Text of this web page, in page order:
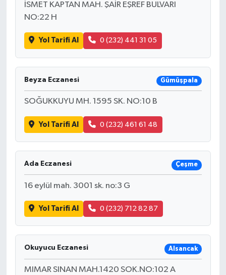
İSMET KAPTAN MAH. ŞAİR EŞREF BULVARI
NO:22 H
Yol Tarifi Al 0 (232) 441 31 05
Beyza Eczanesi Gümüşpala
SOĞUKKUYU MH. 1595 SK. NO:10 B
Yol Tarifi Al 0 (232) 461 61 48
Ada Eczanesi Çeşme
16 eylül mah. 3001 sk. no:3 G
Yol Tarifi Al 0 (232) 712 82 87
Okuyucu Eczanesi Alsancak
MIMAR SINAN MAH.1420 SOK.NO:102 A